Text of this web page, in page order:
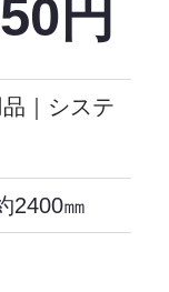
円
システ
2400㎜